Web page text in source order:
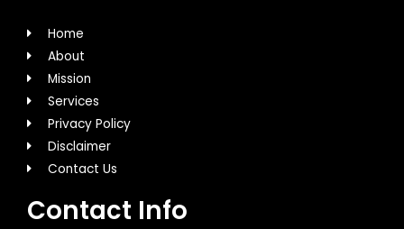
Home
About
Mission
Services
Privacy Policy
Disclaimer
Contact Us
Contact Info